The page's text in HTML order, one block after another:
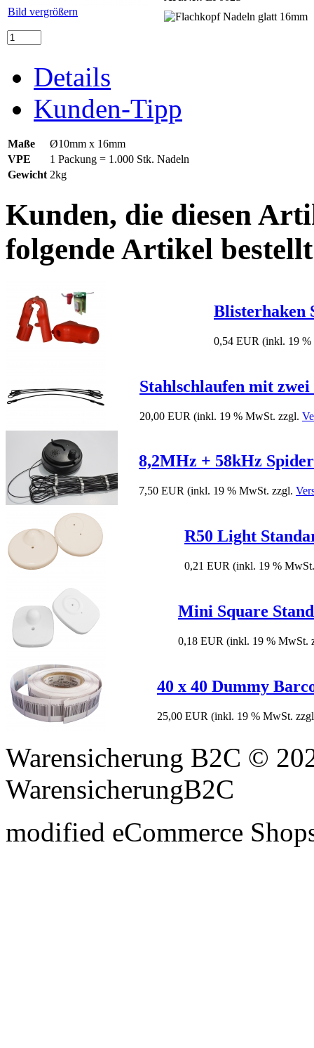
Bild vergrößern
Details
Kunden-Tipp
Maße
Ø10mm x 16mm
VPE
1 Packung = 1.000 Stk. Nadeln
Gewicht 2kg
Kunden, die diesen
folgende Artikel
Blisterhaken
0,54 EUR (inkl. 19
Stahlschlaufen mit
20,00 EUR (inkl. 19 % MwSt. zzgl.
8,2MHz + 58kHz
7,50 EUR (inkl. 19 % MwSt. zzgl.
R50 Light
0,21 EUR (inkl. 19 %
Mini Square
0,18 EUR (inkl. 19 % MwSt.
40 x 40 Dummy
25,00 EUR (inkl. 19 % MwSt.
Warensicherung B2C ©
WarensicherungB2C
modified eCommerce